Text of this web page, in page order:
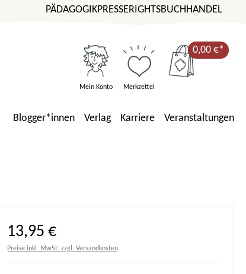
PÄDAGOGIKPRESSERIGHTSBUCHHANDEL
Mein Konto Merkzettel
0,00 €*
Blogger*innen Verlag Karriere Veranstaltungen
Regulärer Preis:
13,95 €
Preise inkl. MwSt. zzgl. Versandkosten